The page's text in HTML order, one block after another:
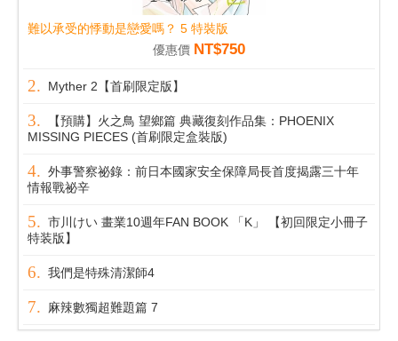
難以承受的悸動是戀愛嗎？ 5 特裝版
優惠價 NT$750
Myther 2【首刷限定版】
【預購】火之鳥 望鄉篇 典藏復刻作品集：PHOENIX
MISSING PIECES (首刷限定盒裝版)
外事警察祕錄：前日本國家安全保障局長首度揭露三十年
情報戰祕辛
市川けい 畫業10週年FAN BOOK 「K」 【初回限定小冊子
特装版】
我們是特殊清潔師4
麻辣數獨超難題篇 7